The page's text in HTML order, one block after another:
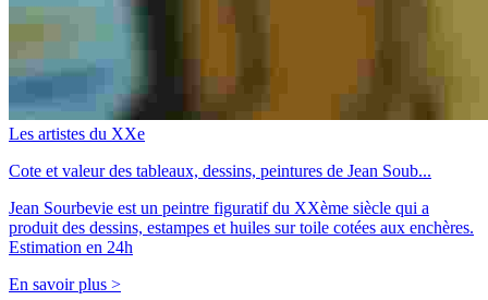
Les artistes du XXe
Cote et valeur des tableaux, dessins, peintures de Jean Soub...
Jean Sourbevie est un peintre figuratif du XXème siècle qui a
produit des dessins, estampes et huiles sur toile cotées aux enchères.
Estimation en 24h
En savoir plus >